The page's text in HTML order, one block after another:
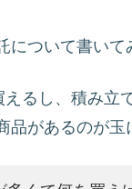
について書いて
るし、積み立
品があるのが